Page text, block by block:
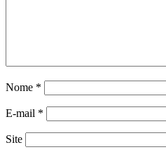
Nome *
E-mail *
Site